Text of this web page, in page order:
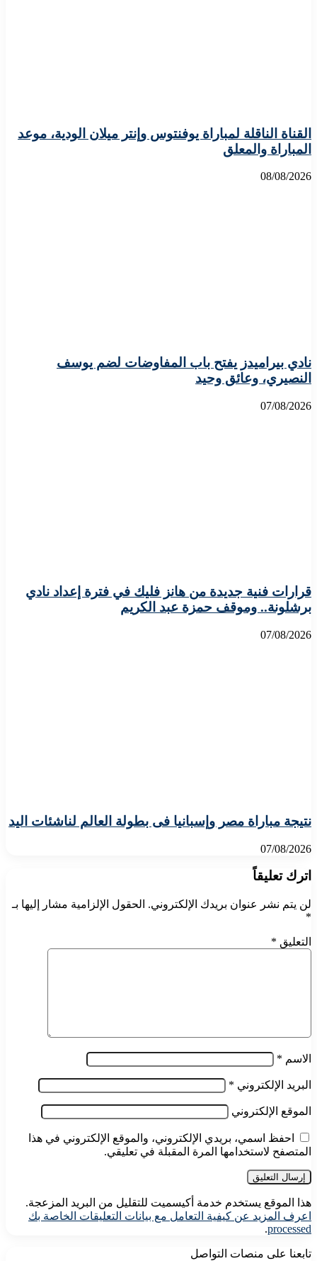
القناة الناقلة لمباراة يوفنتوس وإنتر ميلان الودية، موعد
المباراة والمعلق
08/08/2026
نادي بيراميدز يفتح باب المفاوضات لضم يوسف
النصيري، وعائق وحيد
07/08/2026
قرارات فنية جديدة من هانز فليك في فترة إعداد نادي
برشلونة.. وموقف حمزة عبد الكريم
07/08/2026
نتيجة مباراة مصر وإسبانيا فى بطولة العالم لناشئات اليد
07/08/2026
اترك تعليقاً
لن يتم نشر عنوان بريدك الإلكتروني. الحقول الإلزامية مشار إليها بـ
*
التعليق *
الاسم *
البريد الإلكتروني *
الموقع الإلكتروني
احفظ اسمي، بريدي الإلكتروني، والموقع الإلكتروني في هذا
المتصفح لاستخدامها المرة المقبلة في تعليقي.
هذا الموقع يستخدم خدمة أكيسميت للتقليل من البريد المزعجة.
اعرف المزيد عن كيفية التعامل مع بيانات التعليقات الخاصة بك
processed
.
تابعنا على منصات التواصل